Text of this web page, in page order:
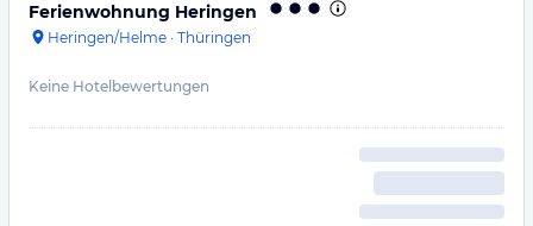
Ferienwohnung Heringen
Heringen/Helme · Thüringen
Keine Hotelbewertungen